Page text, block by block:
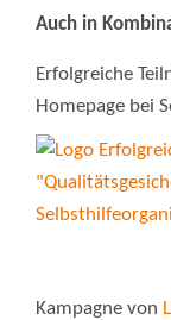
Auch in
Erfolgreiche
Homepage bei
Kampagne von